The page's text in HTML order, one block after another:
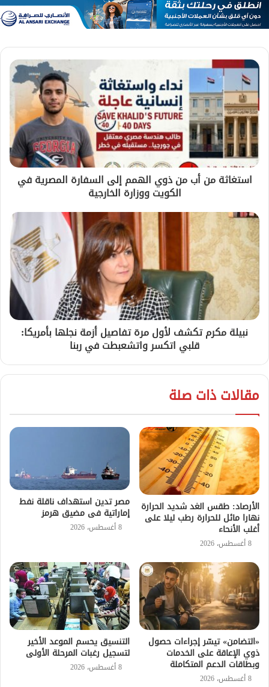
استغاثة من أب من ذوي الهمم إلى السفارة المصرية في
الكويت ووزارة الخارجية
نبيلة مكرم تكشف لأول مرة تفاصيل أزمة نجلها بأمريكا:
قلبي اتكسر واتشعبطت في ربنا
مقالات ذات صلة
الأرصاد: طقس الغد شديد الحرارة
نهارا مائل للحرارة رطب ليلا على
أغلب الأنحاء
8 أغسطس، 2026
مصر تدين استهداف ناقلة نفط
إماراتية فى مضيق هرمز
8 أغسطس، 2026
«التضامن» تيسّر إجراءات حصول
ذوي الإعاقة على الخدمات
وبطاقات الدعم المتكاملة
8 أغسطس، 2026
التنسيق يحسم الموعد الأخير
لتسجيل رغبات المرحلة الأولى
8 أغسطس، 2026